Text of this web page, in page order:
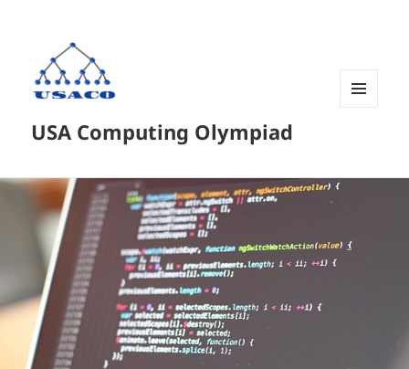
USA Computing Olympiad